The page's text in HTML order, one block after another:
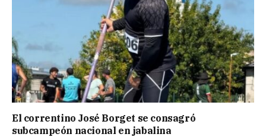
El correntino José Borget se consagró
subcampeón nacional en jabalina